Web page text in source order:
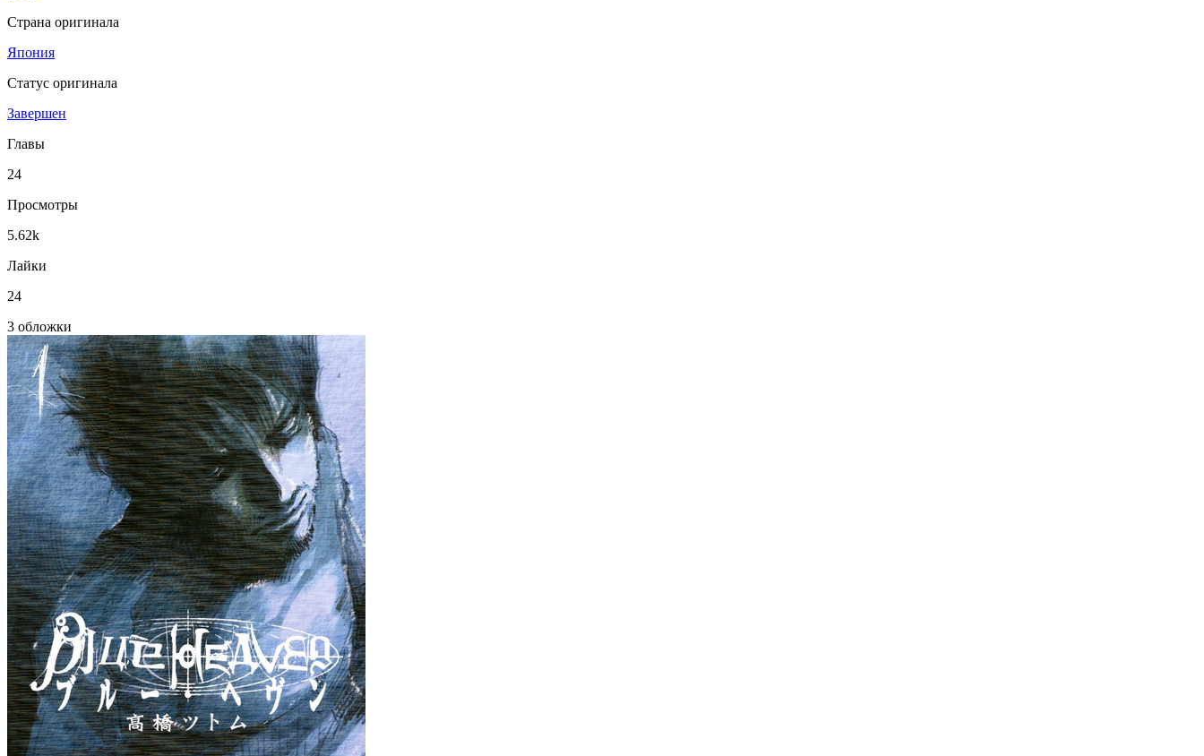
Страна оригинала
Япония
Статус оригинала
Завершен
Главы
24
Просмотры
5.62k
Лайки
24
3 обложки